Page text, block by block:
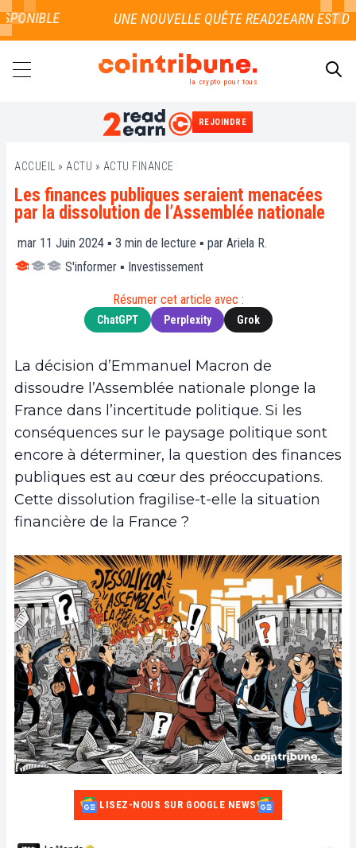
la crypto pour tous
REJOINDRE
ACCUEIL » ACTU » ACTU FINANCE
Les finances publiques seraient menacées
par la dissolution de l’Assemblée nationale
mar 11 Juin 2024 ▪ 3 min de lecture ▪ par Ariela R.
S'informer ▪ Investissement
Résumer cet article avec :
ChatGPT Perplexity Grok
La décision d’Emmanuel Macron de
dissoudre l’Assemblée nationale plonge la
France dans l’incertitude politique. Si les
conséquences sur le paysage politique sont
encore à déterminer, la question des finances
publiques est au cœur des préoccupations.
Cette dissolution fragilise-t-elle la situation
financière de la France ?
LISEZ-NOUS SUR GOOGLE NEWS